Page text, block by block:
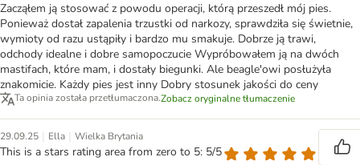
Zacząłem ją stosować z powodu operacji, którą przeszedł mój pies.
Ponieważ dostał zapalenia trzustki od narkozy, sprawdziła się świetnie,
wymioty od razu ustąpiły i bardzo mu smakuje. Dobrze ją trawi,
odchody idealne i dobre samopoczucie Wypróbowałem ją na dwóch
mastifach, które mam, i dostały biegunki. Ale beagle'owi posłużyła
znakomicie. Każdy pies jest inny Dobry stosunek jakości do ceny
Ta opinia została przetłumaczona.Zobacz oryginalne tłumaczenie
29.09.25 | Ella | Wielka Brytania
This is a stars rating area from zero to 5: 5/5